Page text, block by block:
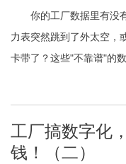
你的工厂数据里有没
力表突然跳到了外太空，
卡带了？这些"不靠谱"的
工厂搞数字化
钱！（二）